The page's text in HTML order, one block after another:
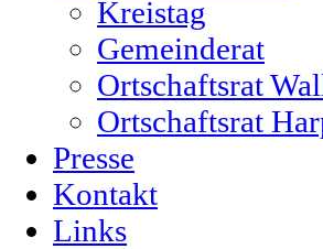
Kreistag
Gemeinderat
Ortschaftsrat
Ortschaftsrat
Presse
Kontakt
Links